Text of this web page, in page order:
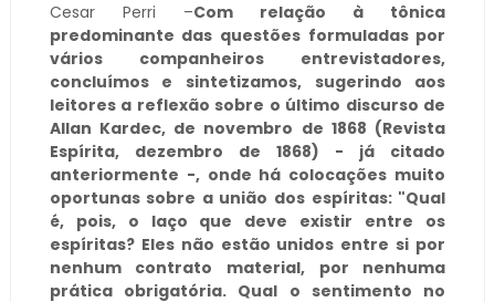
Cesar Perri –Com relação à tônica
predominante das questões formuladas por
vários companheiros entrevistadores,
concluímos e sintetizamos, sugerindo aos
leitores a reflexão sobre o último discurso de
Allan Kardec, de novembro de 1868 (Revista
Espírita, dezembro de 1868) - já citado
anteriormente -, onde há colocações muito
oportunas sobre a união dos espíritas: "Qual
é, pois, o laço que deve existir entre os
espíritas? Eles não estão unidos entre si por
nenhum contrato material, por nenhuma
prática obrigatória. Qual o sentimento no